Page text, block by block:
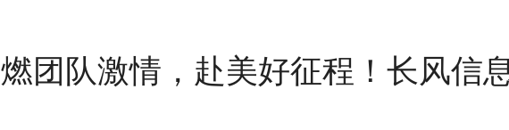
燃团队激情，赴美好征程！长风信